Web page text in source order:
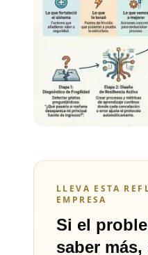
LLEVA ESTA
EMPRESA
Si el
saber